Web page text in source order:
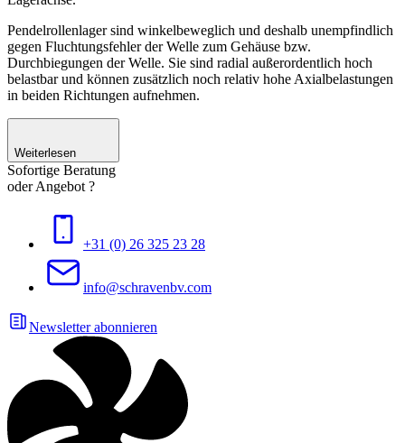
Pendelrollenlager sind winkelbeweglich und deshalb unempfindlich
gegen Fluchtungsfehler der Welle zum Gehäuse bzw.
Durchbiegungen der Welle. Sie sind radial außerordentlich hoch
belastbar und können zusätzlich noch relativ hohe Axialbelastungen
in beiden Richtungen aufnehmen.
Weiterlesen
Sofortige Beratung
oder Angebot ?
+31 (0) 26 325 23 28
info@schravenbv.com
Newsletter abonnieren